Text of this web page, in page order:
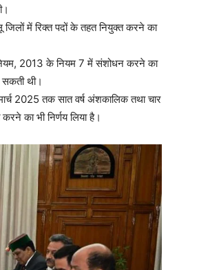
जिलों में रिक्त पदों के तहत नियुक्त करने का
2013 के नियम 7 में संशोधन करने का
सकती थी।
2025 तक सात वर्ष अंशकालिक तथा चार
का भी निर्णय लिया है।